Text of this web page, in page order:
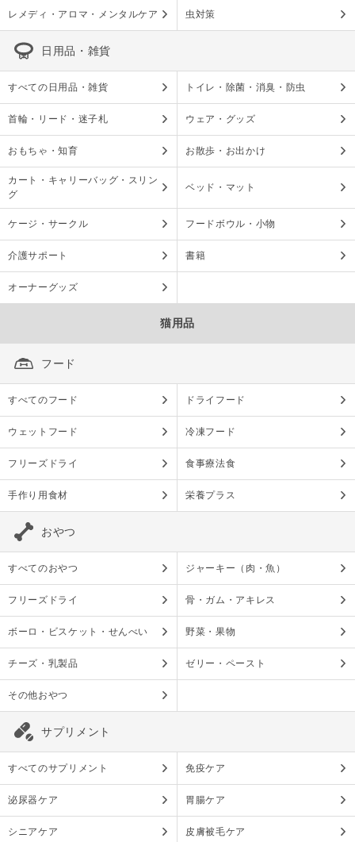
レメディ・アロマ・メンタルケア 虫対策
日用品・雑貨
すべての日用品・雑貨 トイレ・除菌・消臭・防虫
首輪・リード・迷子札 ウェア・グッズ
おもちゃ・知育 お散歩・お出かけ
カート・キャリーバッグ・スリン
グ
ベッド・マット
ケージ・サークル フードボウル・小物
介護サポート 書籍
オーナーグッズ
猫用品
フード
すべてのフード ドライフード
ウェットフード 冷凍フード
フリーズドライ 食事療法食
手作り用食材 栄養プラス
おやつ
すべてのおやつ ジャーキー（肉・魚）
フリーズドライ 骨・ガム・アキレス
ボーロ・ビスケット・せんべい 野菜・果物
チーズ・乳製品 ゼリー・ペースト
その他おやつ
サプリメント
すべてのサプリメント 免疫ケア
泌尿器ケア 胃腸ケア
シニアケア 皮膚被毛ケア